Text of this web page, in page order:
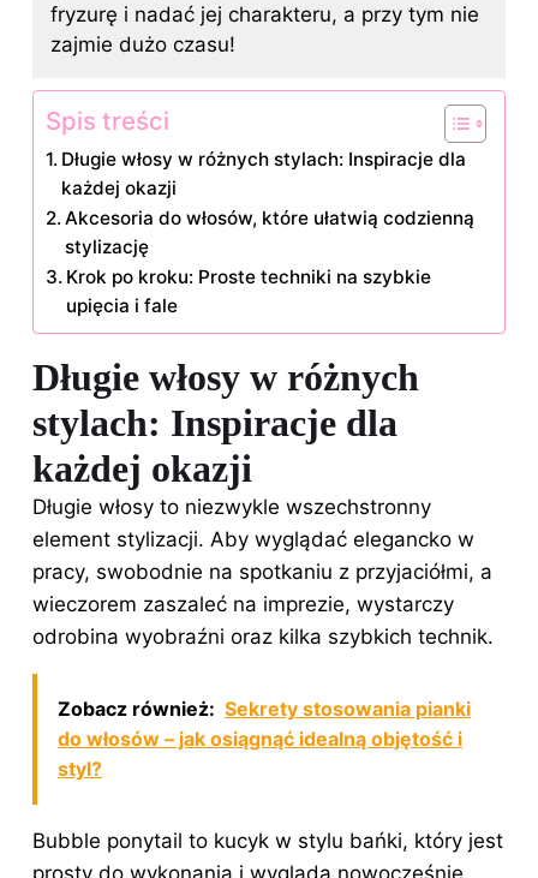
fryzurę i nadać jej charakteru, a przy tym nie
zajmie dużo czasu!
Spis treści
Długie włosy w różnych stylach: Inspiracje dla
każdej okazji
Akcesoria do włosów, które ułatwią codzienną
stylizację
Krok po kroku: Proste techniki na szybkie
upięcia i fale
Długie włosy w różnych
stylach: Inspiracje dla
każdej okazji
Długie włosy to niezwykle wszechstronny
element stylizacji. Aby wyglądać elegancko w
pracy, swobodnie na spotkaniu z przyjaciółmi, a
wieczorem zaszaleć na imprezie, wystarczy
odrobina wyobraźni oraz kilka szybkich technik.
Zobacz również: Sekrety stosowania pianki
do włosów – jak osiągnąć idealną objętość i
styl?
Bubble ponytail to kucyk w stylu bańki, który jest
prosty do wykonania i wygląda nowocześnie.